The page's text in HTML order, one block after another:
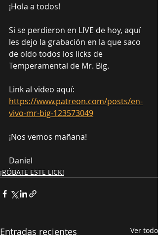
¡Hola a todos!
Si se perdieron en LIVE de hoy, aquí
les dejo la grabación en la que saco
de oído todos los licks de
Temperamental de Mr. Big.
Link al video aquí:
https://www.patreon.com/posts/en-
vivo-mr-big-123573049
¡Nos vemos mañana!
Daniel
¡RÓBATE ESTE LICK!
Entradas recientes Ver todo